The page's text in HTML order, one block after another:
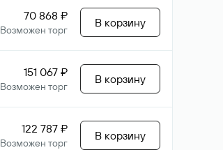
70 868 ₽
Возможен торг
В корзину
151 067 ₽
Возможен торг
В корзину
122 787 ₽
Возможен торг
В корзину